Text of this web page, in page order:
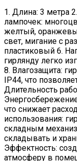
1. Длина: 3 метра
лампочек:
желтый,
свет, мигание с
пластиковый 6.
гирлянду легко
8. Влагозащита:
IP44, что
Длительность
что снижает
использования:
складным
складывать и
Эффектность:
атмосферу в